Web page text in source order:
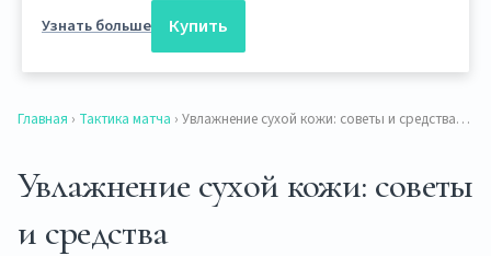
Узнать больше
Купить
Главная › Тактика матча › Увлажнение сухой кожи: советы и средства…
Увлажнение сухой кожи: советы
и средства